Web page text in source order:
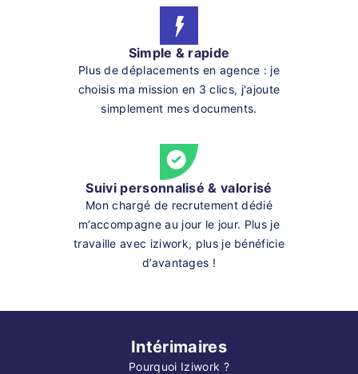
Simple & rapide
Plus de déplacements en agence : je
choisis ma mission en 3 clics, j'ajoute
simplement mes documents.
Suivi personnalisé & valorisé
Mon chargé de recrutement dédié
m’accompagne au jour le jour. Plus je
travaille avec iziwork, plus je bénéficie
d’avantages !
Intérimaires
Pourquoi Iziwork ?